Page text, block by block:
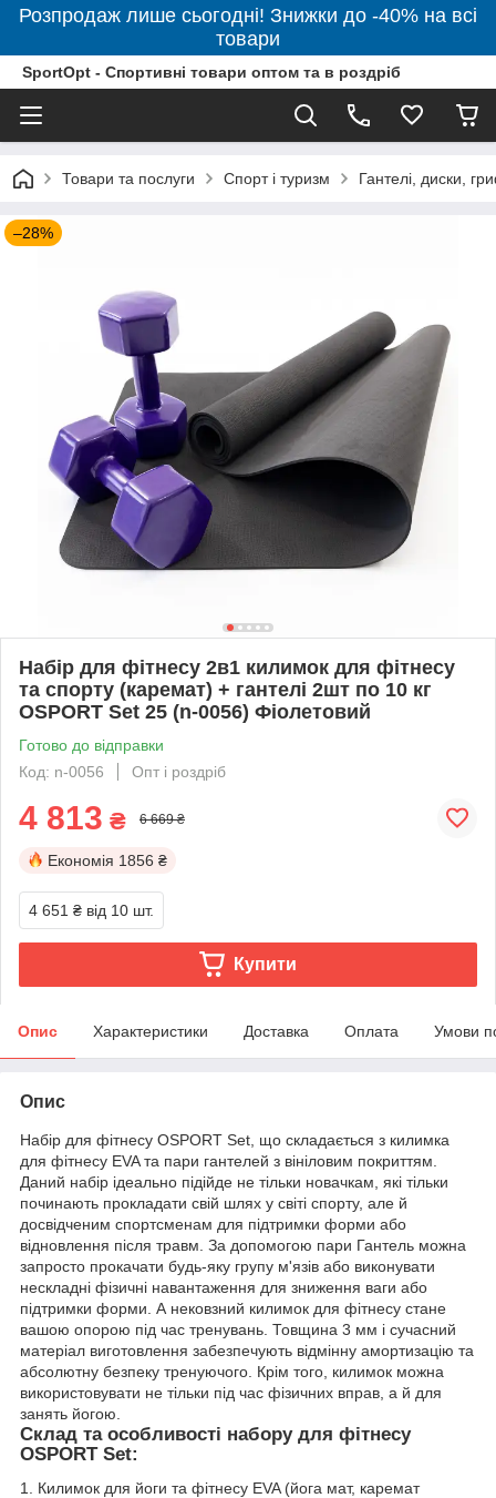
Розпродаж лише сьогодні! Знижки до -40% на всі
товари
SportOpt - Спортивні товари оптом та в роздріб
Товари та послуги Спорт і туризм Гантелі, диски,
–28%
Набір для фітнесу 2в1 килимок для фітнесу
та спорту (каремат) + гантелі 2шт по 10 кг
OSPORT Set 25 (n-0056) Фіолетовий
Готово до відправки
Код: n-0056
Опт і роздріб
4 813 ₴ 6 669 ₴
Економія 1856 ₴
4 651 ₴ від 10 шт.
Купити
Опис Характеристики Доставка Оплата Умови
Опис
Набір для фітнесу OSPORT Set, що складається з килимка
для фітнесу EVA та пари гантелей з вініловим покриттям.
Даний набір ідеально підійде не тільки новачкам, які тільки
починають прокладати свій шлях у світі спорту, але й
досвідченим спортсменам для підтримки форми або
відновлення після травм. За допомогою пари Гантель можна
запросто прокачати будь-яку групу м'язів або виконувати
нескладні фізичні навантаження для зниження ваги або
підтримки форми. А нековзний килимок для фітнесу стане
вашою опорою під час тренувань. Товщина 3 мм і сучасний
матеріал виготовлення забезпечують відмінну амортизацію та
абсолютну безпеку тренуючого. Крім того, килимок можна
використовувати не тільки під час фізичних вправ, а й для
занять йогою.
Склад та особливості набору для фітнесу
OSPORT Set:
1. Килимок для йоги та фітнесу EVA (йога мат, каремат